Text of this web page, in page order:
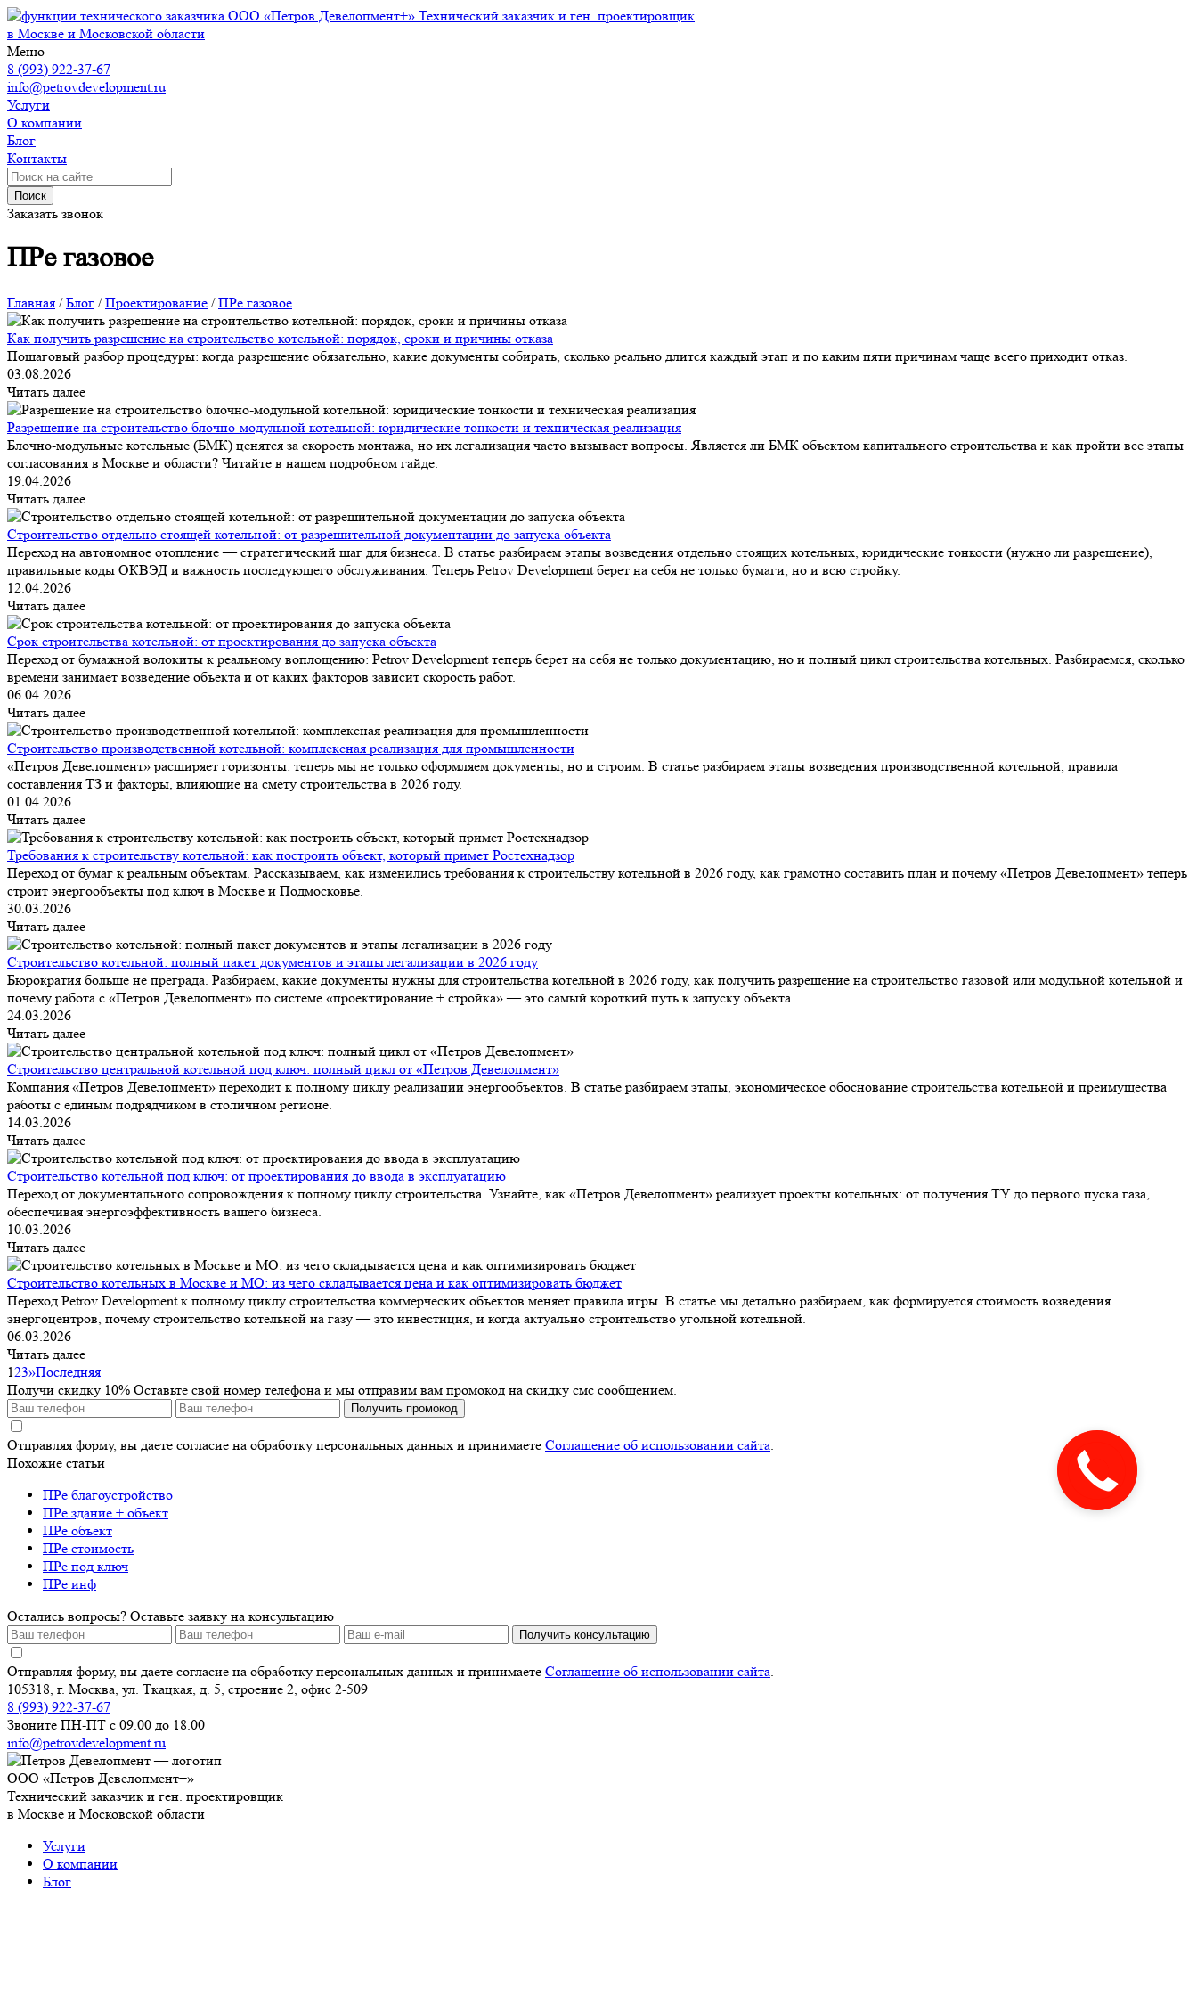
ООО «Петров Девелопмент+» Технический заказчик и ген. проектировщик
в Москве и Московской области
Меню
8 (993) 922-37-67
info@petrovdevelopment.ru
Услуги
О компании
Блог
Контакты
Поиск
Заказать звонок
ПРе газовое
Главная /Блог /Проектирование /ПРе газовое
Как получить разрешение на строительство котельной: порядок, сроки и причины отказа
Пошаговый разбор процедуры: когда разрешение обязательно, какие документы собирать, сколько реально длится каждый этап и по каким пяти причинам чаще всего приходит отказ.
03.08.2026
Читать далее
Разрешение на строительство блочно-модульной котельной: юридические тонкости и техническая реализация
Блочно-модульные котельные (БМК) ценятся за скорость монтажа, но их легализация часто вызывает вопросы. Является ли БМК объектом капитального строительства и как пройти все этапы
согласования в Москве и области? Читайте в нашем подробном гайде.
19.04.2026
Читать далее
Строительство отдельно стоящей котельной: от разрешительной документации до запуска объекта
Переход на автономное отопление — стратегический шаг для бизнеса. В статье разбираем этапы возведения отдельно стоящих котельных, юридические тонкости (нужно ли разрешение),
правильные коды ОКВЭД и важность последующего обслуживания. Теперь Petrov Development берет на себя не только бумаги, но и всю стройку.
12.04.2026
Читать далее
Срок строительства котельной: от проектирования до запуска объекта
Переход от бумажной волокиты к реальному воплощению: Petrov Development теперь берет на себя не только документацию, но и полный цикл строительства котельных. Разбираемся, сколько
времени занимает возведение объекта и от каких факторов зависит скорость работ.
06.04.2026
Читать далее
Строительство производственной котельной: комплексная реализация для промышленности
«Петров Девелопмент» расширяет горизонты: теперь мы не только оформляем документы, но и строим. В статье разбираем этапы возведения производственной котельной, правила
составления ТЗ и факторы, влияющие на смету строительства в 2026 году.
01.04.2026
Читать далее
Требования к строительству котельной: как построить объект, который примет Ростехнадзор
Переход от бумаг к реальным объектам. Рассказываем, как изменились требования к строительству котельной в 2026 году, как грамотно составить план и почему «Петров Девелопмент» теперь
строит энергообъекты под ключ в Москве и Подмосковье.
30.03.2026
Читать далее
Строительство котельной: полный пакет документов и этапы легализации в 2026 году
Бюрократия больше не преграда. Разбираем, какие документы нужны для строительства котельной в 2026 году, как получить разрешение на строительство газовой или модульной котельной и
почему работа с «Петров Девелопмент» по системе «проектирование + стройка» — это самый короткий путь к запуску объекта.
24.03.2026
Читать далее
Строительство центральной котельной под ключ: полный цикл от «Петров Девелопмент»
Компания «Петров Девелопмент» переходит к полному циклу реализации энергообъектов. В статье разбираем этапы, экономическое обоснование строительства котельной и преимущества
работы с единым подрядчиком в столичном регионе.
14.03.2026
Читать далее
Строительство котельной под ключ: от проектирования до ввода в эксплуатацию
Переход от документального сопровождения к полному циклу строительства. Узнайте, как «Петров Девелопмент» реализует проекты котельных: от получения ТУ до первого пуска газа,
обеспечивая энергоэффективность вашего бизнеса.
10.03.2026
Читать далее
Строительство котельных в Москве и МО: из чего складывается цена и как оптимизировать бюджет
Переход Petrov Development к полному циклу строительства коммерческих объектов меняет правила игры. В статье мы детально разбираем, как формируется стоимость возведения
энергоцентров, почему строительство котельной на газу — это инвестиция, и когда актуально строительство угольной котельной.
06.03.2026
Читать далее
123»Последняя
Получи скидку 10% Оставьте свой номер телефона и мы отправим вам промокод на скидку смс сообщением.
Получить промокод
Отправляя форму, вы даете согласие на обработку персональных данных и принимаете Соглашение об использовании сайта.
Похожие статьи
ПРе благоустройство
ПРе здание + объект
ПРе объект
ПРе стоимость
ПРе под ключ
ПРе инф
Остались вопросы? Оставьте заявку на консультацию
Получить консультацию
Отправляя форму, вы даете согласие на обработку персональных данных и принимаете Соглашение об использовании сайта.
105318, г. Москва, ул. Ткацкая, д. 5, строение 2, офис 2-509
8 (993) 922-37-67
Звоните ПН-ПТ с 09.00 до 18.00
info@petrovdevelopment.ru
ООО «Петров Девелопмент+»
Технический заказчик и ген. проектировщик
в Москве и Московской области
Услуги
О компании
Блог